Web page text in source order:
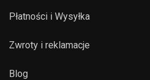
Płatności i Wysyłka
Zwroty i reklamacje
Blog